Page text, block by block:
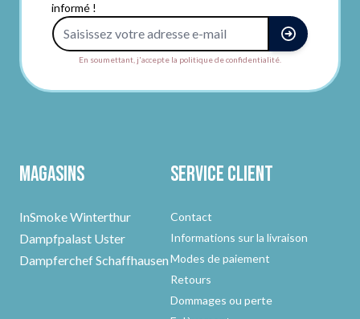
informé !
En soumettant, j'accepte la politique de confidentialité.
Magasins
InSmoke Winterthur
Dampfpalast Uster
Dampferchef Schaffhausen
Service client
Contact
Informations sur la livraison
Modes de paiement
Retours
Dommages ou perte